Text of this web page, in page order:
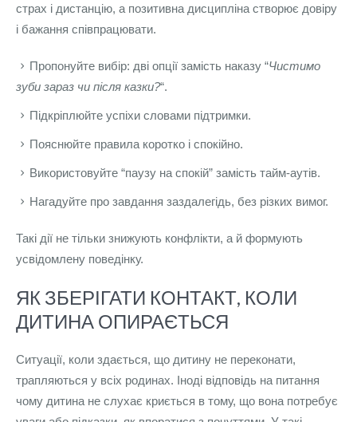
страх і дистанцію, а позитивна дисципліна створює довіру
і бажання співпрацювати.
Пропонуйте вибір: дві опції замість наказу “Чистимо
зуби зараз чи після казки?“.
Підкріплюйте успіхи словами підтримки.
Пояснюйте правила коротко і спокійно.
Використовуйте “паузу на спокій” замість тайм-аутів.
Нагадуйте про завдання заздалегідь, без різких вимог.
Такі дії не тільки знижують конфлікти, а й формують
усвідомлену поведінку.
ЯК ЗБЕРІГАТИ КОНТАКТ, КОЛИ
ДИТИНА ОПИРАЄТЬСЯ
Ситуації, коли здається, що дитину не переконати,
трапляються у всіх родинах. Іноді відповідь на питання
чому дитина не слухає криється в тому, що вона потребує